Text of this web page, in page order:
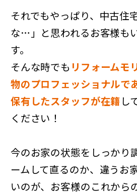
それでもやっぱり、中古住
な…」と思われるお客様も
す。
そんな時でも リフォームモ
物のプロフェッショナルで
保有したスタッフが在籍 し
ください！
今のお家の状態をしっかり
ームして直るのか、違うお
いのが、お客様のこれから